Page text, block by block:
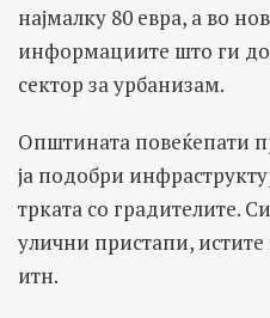
најмалку 80 евра, а во
информациите што ги
сектор за урбанизам.
Општината повеќепати
ја подобри
трката со градителите.
улични пристапи,
итн.